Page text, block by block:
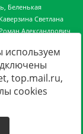
reestr-
на22.03.2024
используем
top.mail.ru,
cookies